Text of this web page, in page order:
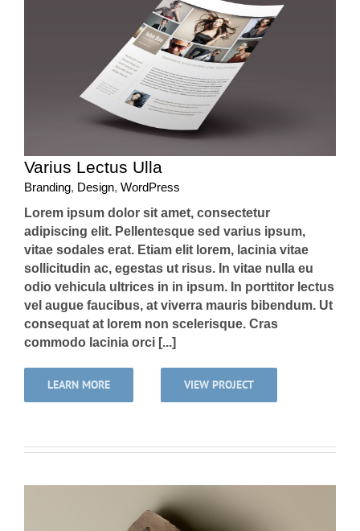
Varius Lectus Ulla
Branding, Design, WordPress
Lorem ipsum dolor sit amet, consectetur
adipiscing elit. Pellentesque sed varius ipsum,
vitae sodales erat. Etiam elit lorem, lacinia vitae
sollicitudin ac, egestas ut risus. In vitae nulla eu
odio vehicula ultrices in in ipsum. In porttitor lectus
vel augue faucibus, at viverra mauris bibendum. Ut
consequat at lorem non scelerisque. Cras
commodo lacinia orci [...]
LEARN MORE VIEW PROJECT